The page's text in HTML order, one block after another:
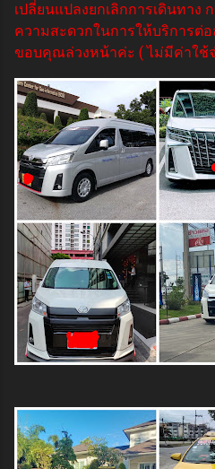
เปลี่ยนแปลงยกเลิกการเดินทาง
ความสะดวกในการให้บริการต่
ขอบคุณล่วงหน้าค่ะ ( ไม่มีค่าใช้